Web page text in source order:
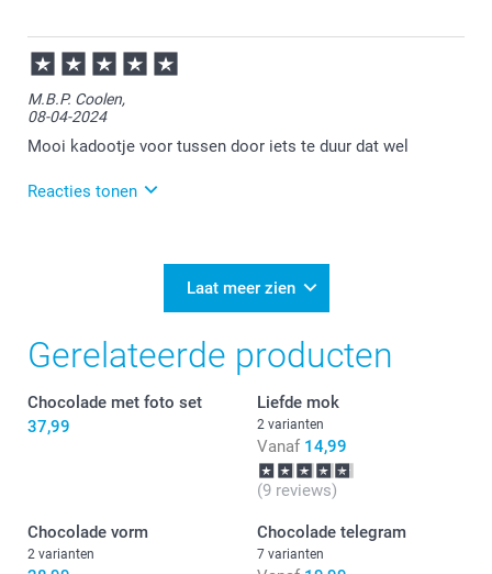
08-11-2024
15:44
Fijn om te horen dat je tevreden bent met de snelle
levering en het mooie product. Bedankt voor je
feedback!
M.B.P. Coolen,
08-04-2024
Mooi kadootje voor tussen door iets te duur dat wel
Reacties tonen
Bedankt voor je bericht.
Graag tot ziens bij smartphoto!
Laat meer zien
Gerelateerde producten
Chocolade met foto set
37,99
Liefde mok
2 varianten
Vanaf 14,99
(9 reviews)
Chocolade vorm
2 varianten
Chocolade telegram
7 varianten